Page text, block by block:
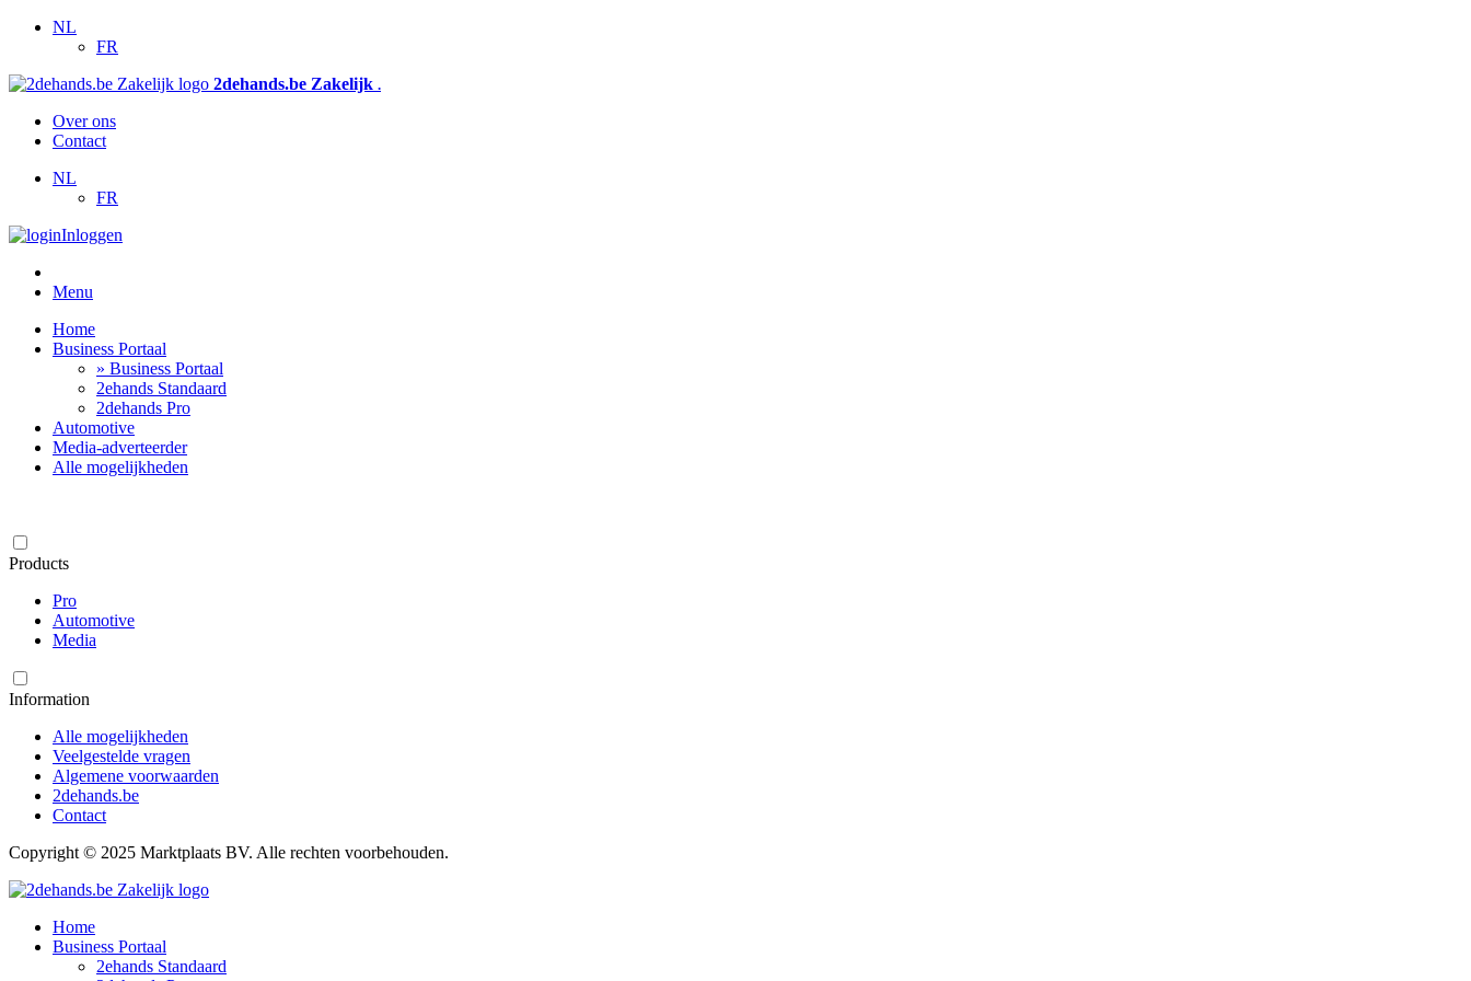
NL
FR
2dehands.be Zakelijk .
Over ons
Contact
NL
FR
Inloggen
Menu
Home
Business Portaal
» Business Portaal
2ehands Standaard
2dehands Pro
Automotive
Media-adverteerder
Alle mogelijkheden
Products
Pro
Automotive
Media
Information
Alle mogelijkheden
Veelgestelde vragen
Algemene voorwaarden
2dehands.be
Contact
Copyright © 2025 Marktplaats BV. Alle rechten voorbehouden.
Home
Business Portaal
2ehands Standaard